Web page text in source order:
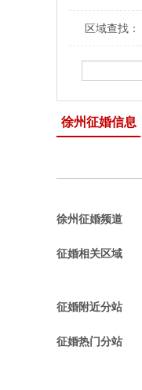
区域查找：
徐州征婚信息
徐州征婚频道
征婚相关区域
征婚附近分站
征婚热门分站